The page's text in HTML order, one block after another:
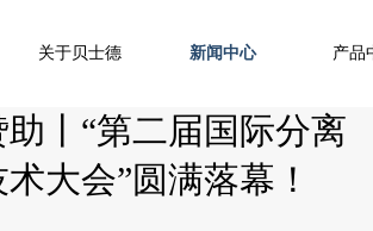
关于贝士德 新闻中心 产品
助丨“第二届国际分离
大会”圆满落幕！